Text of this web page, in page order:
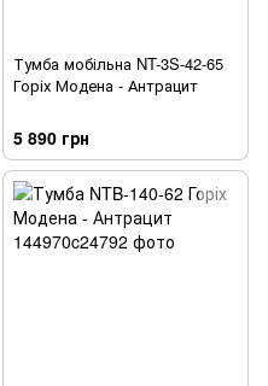
Тумба мобільна NT-3S-42-65
Горіх Модена - Антрацит
5 890 грн